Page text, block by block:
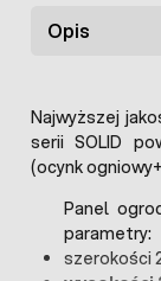
Opis
Najwyższej
serii SOLID
(ocynk
Panel
parametry:
szerokości